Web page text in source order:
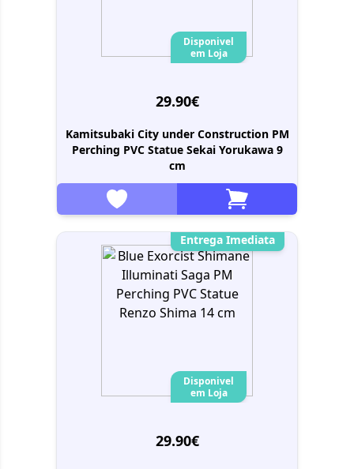
Disponivel
em Loja
29.90€
Kamitsubaki City under Construction PM
Perching PVC Statue Sekai Yorukawa 9
cm
Entrega Imediata
Disponivel
em Loja
29.90€